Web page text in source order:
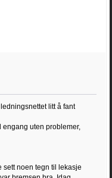
litt å fant
engang uten problemer,
sett noen tegn til lekasje